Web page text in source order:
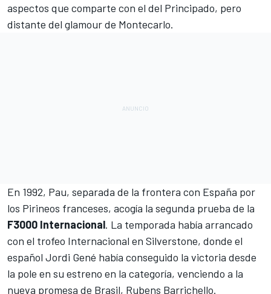
aspectos que comparte con el del Principado, pero
distante del glamour de Montecarlo.
En 1992, Pau, separada de la frontera con España por
los Pirineos franceses, acogía la segunda prueba de la
F3000 Internacional. La temporada había arrancado
con el trofeo Internacional en Silverstone, donde el
español Jordi Gené había conseguido la victoria desde
la pole en su estreno en la categoría, venciendo a la
nueva promesa de Brasil, Rubens Barrichello.